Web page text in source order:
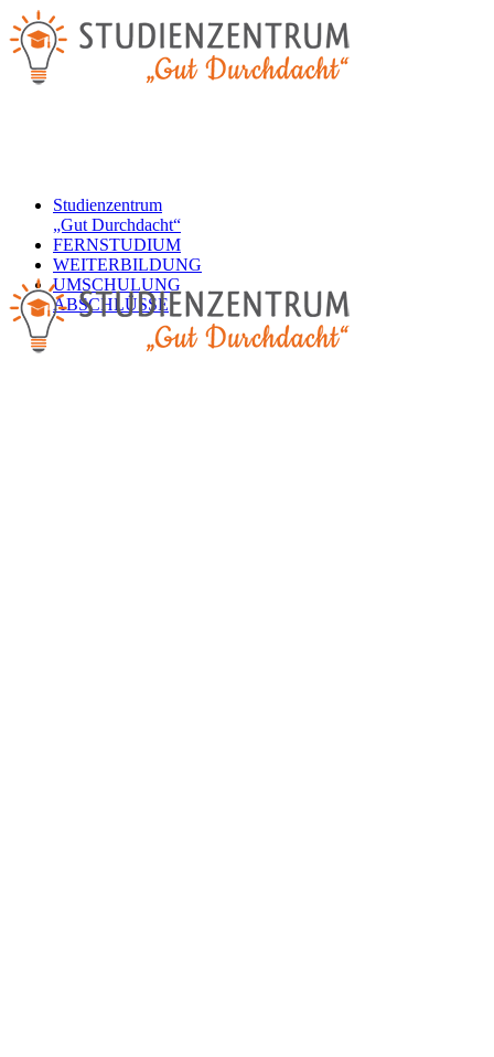
Studienzentrum
„Gut Durchdacht“
FERNSTUDIUM
WEITERBILDUNG
UMSCHULUNG
ABSCHLÜSSE